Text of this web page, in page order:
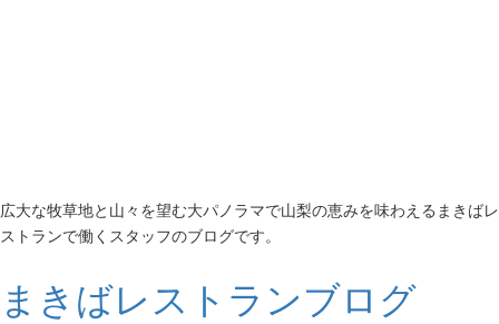
広大な牧草地と山々を望む大パノラマで山梨の恵みを味わえるまきばレ
ストランで働くスタッフのブログです。
まきばレストランブログ